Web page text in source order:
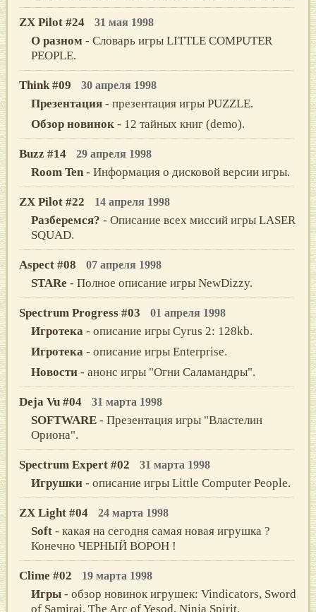
ZX Pilot #24 31 мая 1998
О разном - Словарь игры LITTLE COMPUTER
PEOPLE.
Think #09 30 апреля 1998
Презентация - презентация игры PUZZLE.
Обзор новинок - 12 тайных книг (demo).
Buzz #14 29 апреля 1998
Room Ten - Информация о дисковой версии игры.
ZX Pilot #22 14 апреля 1998
Разберемся? - Описание всех миссий игры LASER
SQUAD.
Aspect #08 07 апреля 1998
STARе - Полное описание игры NewDizzy.
Spectrum Progress #03 01 апреля 1998
Игротека - описание игры Cyrus 2: 128kb.
Игротека - описание игры Enterprise.
Новости - анонс игры "Огни Саламандры".
Deja Vu #04 31 марта 1998
SOFTWARE - Презентация игры "Властелин
Ориона".
Spectrum Expert #02 31 марта 1998
Игрушки - описание игры Little Соmputer Рeоple.
ZX Light #04 24 марта 1998
Soft - какая на сегодня самая новая игрушка ?
Конечно ЧЕРНЫЙ ВОРОН !
Clime #02 19 марта 1998
Игры - обзор новинок игрушек: Vindicators, Sword
of Samirai, The Arc of Yesod, Ninja Spirit.